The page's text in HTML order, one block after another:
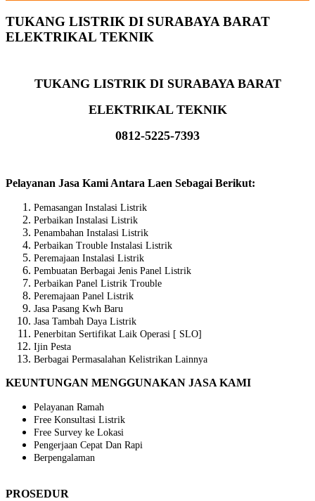
TUKANG LISTRIK DI SURABAYA BARAT
ELEKTRIKAL TEKNIK
TUKANG LISTRIK DI SURABAYA BARAT
ELEKTRIKAL TEKNIK
0812-5225-7393
Pelayanan Jasa Kami Antara Laen Sebagai Berikut:
Pemasangan Instalasi Listrik
Perbaikan Instalasi Listrik
Penambahan Instalasi Listrik
Perbaikan Trouble Instalasi Listrik
Peremajaan Instalasi Listrik
Pembuatan Berbagai Jenis Panel Listrik
Perbaikan Panel Listrik Trouble
Peremajaan Panel Listrik
Jasa Pasang Kwh Baru
Jasa Tambah Daya Listrik
Penerbitan Sertifikat Laik Operasi [ SLO]
Ijin Pesta
Berbagai Permasalahan Kelistrikan Lainnya
KEUNTUNGAN MENGGUNAKAN JASA KAMI
Pelayanan Ramah
Free Konsultasi Listrik
Free Survey ke Lokasi
Pengerjaan Cepat Dan Rapi
Berpengalaman
PROSEDUR